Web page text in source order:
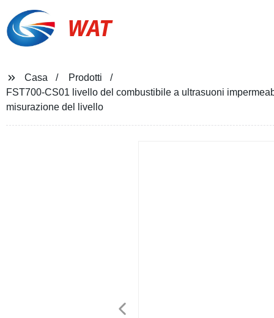
WAT
Casa
Prodotti
FST700-CS01 livello del combustibile a ultrasuoni
misurazione del livello